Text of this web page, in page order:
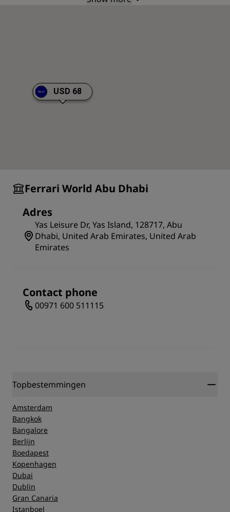
USD 68
Ferrari World Abu Dhabi
Adres
Yas Leisure Dr, Yas Island, 128717, Abu
Dhabi, United Arab Emirates, United Arab
Emirates
Contact phone
00971 600 511115
Topbestemmingen
Amsterdam
Bangkok
Bangalore
Berlijn
Boedapest
Kopenhagen
Dubai
Dublin
Gran Canaria
Istanboel